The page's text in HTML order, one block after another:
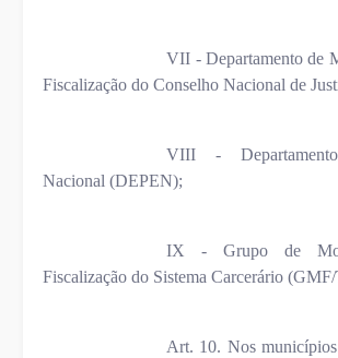
VII - Departamento de
Fiscalização do Conselho Nacional de
VIII - Departamento
Nacional (DEPEN);
IX - Grupo de
Fiscalização do Sistema Carcerário
Art. 10. Nos